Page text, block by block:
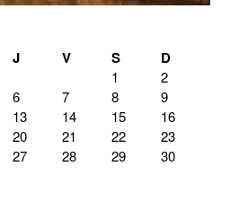
J V S D
1
2
6 7 8
9
13 14 15
16
20 21 22
23
27 28 29
30